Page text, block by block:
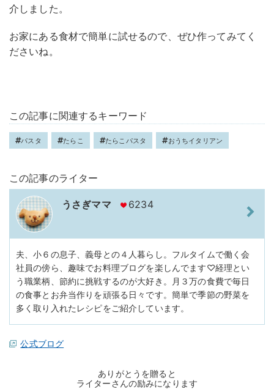
介しました。
お家にある食材で簡単に試せるので、ぜひ作ってみてく
ださいね。
この記事に関連するキーワード
パスタ たらこ たらこパスタ おうちイタリアン
この記事のライター
うさぎママ 6234
夫、小６の息子、義母との４人暮らし。フルタイムで働く会
社員の傍ら、趣味でお料理ブログを楽しんでます♡経理とい
う職業柄、節約に挑戦するのが大好き。月３万の食費で毎日
の食事とお弁当作りを頑張る日々です。簡単で季節の野菜を
多く取り入れたレシピをご紹介しています。
公式ブログ
ありがとうを贈ると
ライターさんの励みになります